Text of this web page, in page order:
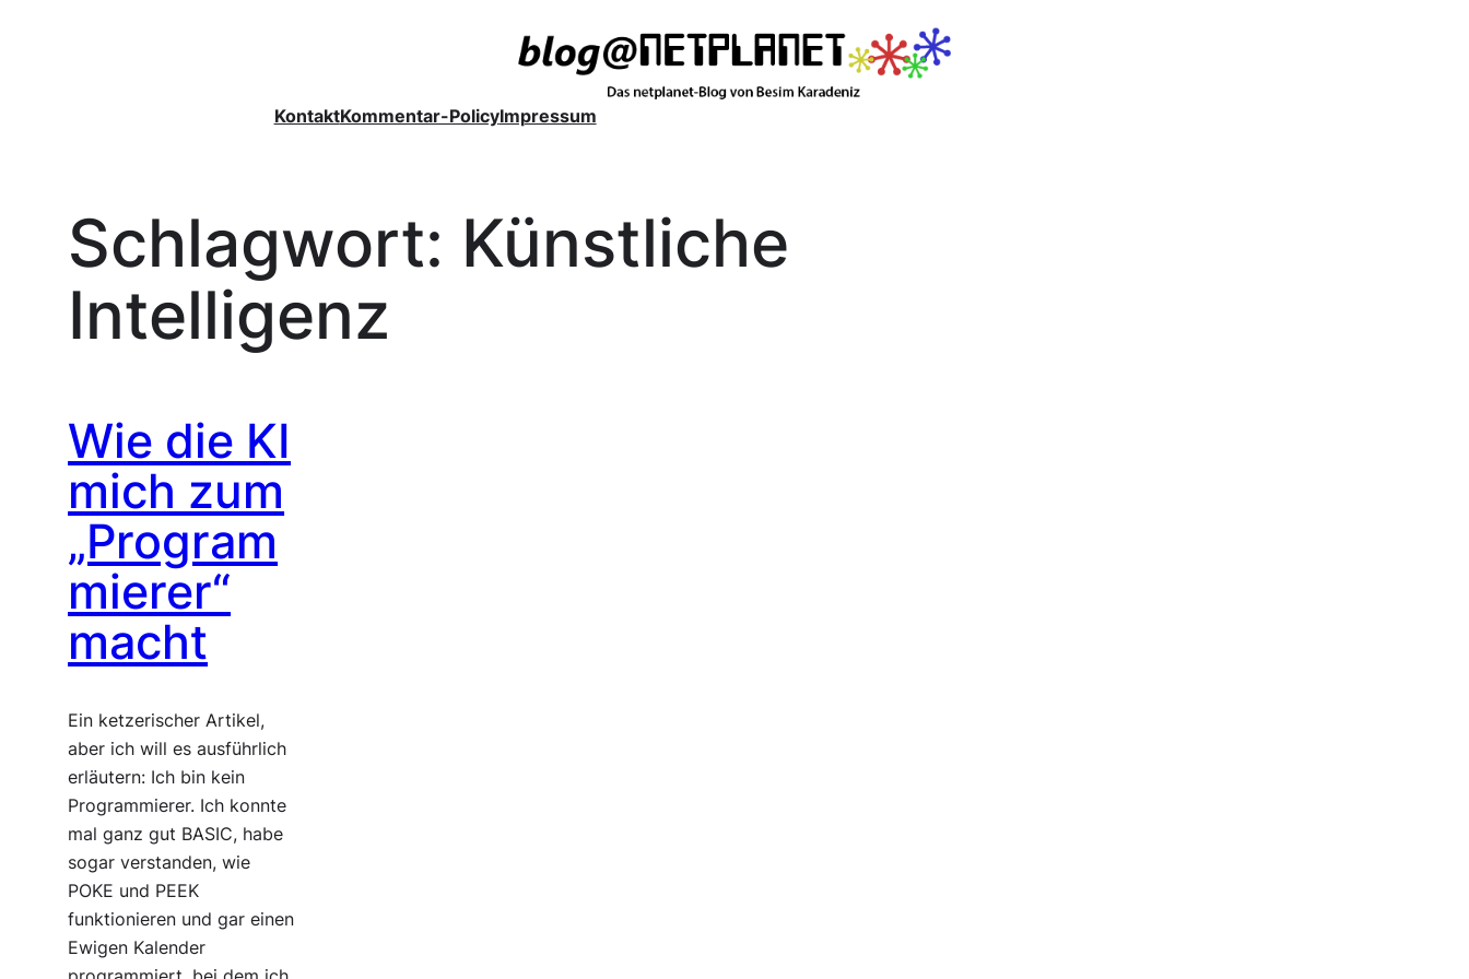
KontaktKommentar-PolicyImpressum
Schlagwort: Künstliche
Intelligenz
Wie die KI
mich zum
„Program
mierer“
macht
Ein ketzerischer Artikel,
aber ich will es ausführlich
erläutern: Ich bin kein
Programmierer. Ich konnte
mal ganz gut BASIC, habe
sogar verstanden, wie
POKE und PEEK
funktionieren und gar einen
Ewigen Kalender